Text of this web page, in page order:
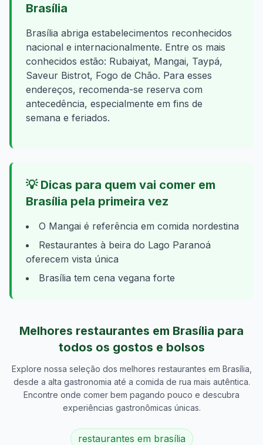
Brasília
Brasília abriga estabelecimentos reconhecidos
nacional e internacionalmente. Entre os mais
conhecidos estão: Rubaiyat, Mangai, Taypá,
Saveur Bistrot, Fogo de Chão. Para esses
endereços, recomenda-se reserva com
antecedência, especialmente em fins de
semana e feriados.
💡 Dicas para quem vai comer em
Brasília pela primeira vez
O Mangai é referência em comida nordestina
Restaurantes à beira do Lago Paranoá
oferecem vista única
Brasília tem cena vegana forte
Melhores restaurantes em Brasília para
todos os gostos e bolsos
Explore nossa seleção dos melhores restaurantes em Brasília
desde a alta gastronomia até a comida de rua mais autêntica.
Encontre onde comer bem pagando pouco e descubra
experiências gastronômicas únicas.
restaurantes em brasília